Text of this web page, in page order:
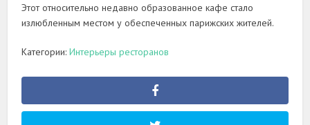
Этот относительно недавно образованное кафе стало
излюбленным местом у обеспеченных парижских жителей.
Категории:Интерьеры ресторанов